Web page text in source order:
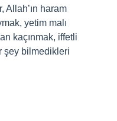
Allah’ın haram
yetim malı
kaçınmak, iffetli
şey bilmedikleri